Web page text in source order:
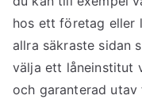
hos ett företag eller
allra säkraste sidan
välja ett låneinstitut
och garanterad utav